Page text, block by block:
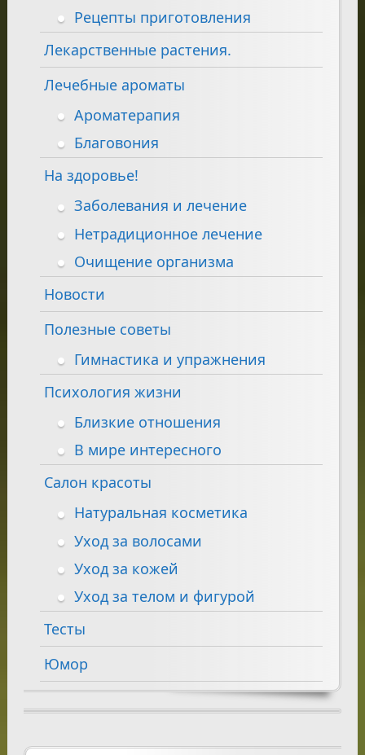
Рецепты приготовления
Лекарственные растения.
Лечебные ароматы
Ароматерапия
Благовония
На здоровье!
Заболевания и лечение
Нетрадиционное лечение
Очищение организма
Новости
Полезные советы
Гимнастика и упражнения
Психология жизни
Близкие отношения
В мире интересного
Салон красоты
Натуральная косметика
Уход за волосами
Уход за кожей
Уход за телом и фигурой
Тесты
Юмор